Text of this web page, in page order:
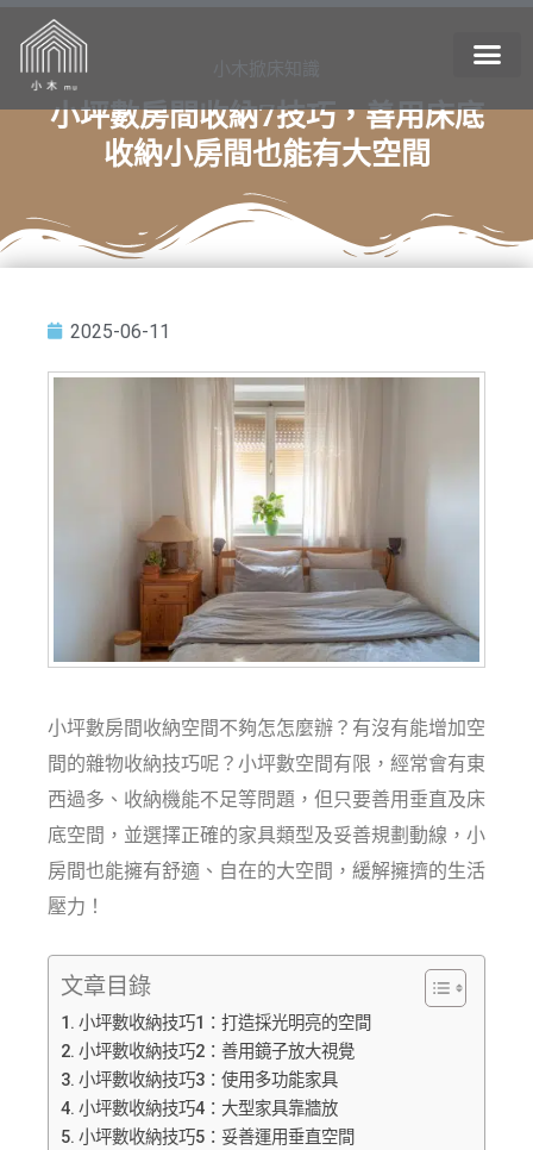
小坪數房間收納7技巧，善用床底
收納小房間也能有大空間
2025-06-11
小坪數房間收納空間不夠怎怎麼辦？有沒有能增加空
間的雜物收納技巧呢？小坪數空間有限，經常會有東
西過多、收納機能不足等問題，但只要善用垂直及床
底空間，並選擇正確的家具類型及妥善規劃動線，小
房間也能擁有舒適、自在的大空間，緩解擁擠的生活
壓力！
文章目錄
小坪數收納技巧1：打造採光明亮的空間
小坪數收納技巧2：善用鏡子放大視覺
小坪數收納技巧3：使用多功能家具
小坪數收納技巧4：大型家具靠牆放
小坪數收納技巧5：妥善運用垂直空間